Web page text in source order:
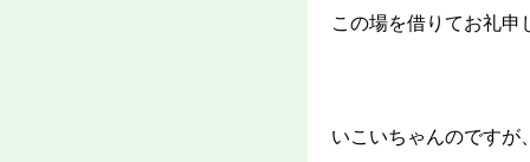
この場を借りてお礼申
いこいちゃんのですが